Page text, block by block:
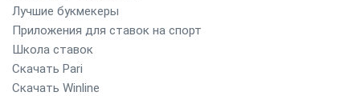
Лучшие букмекеры
Приложения для ставок на спорт
Школа ставок
Скачать Pari
Скачать Winline